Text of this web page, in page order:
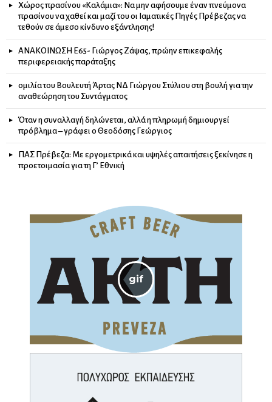
Χώρος πρασίνου «Καλάμια»: Να μην αφήσουμε έναν πνεύμονα
πρασίνου να χαθεί και μαζί του οι Ιαματικές Πηγές Πρέβεζας να
τεθούν σε άμεσο κίνδυνο εξάντλησης!
ΑΝΑΚΟΙΝΩΣΗ Ε65- Γιώργος Ζάψας, πρώην επικεφαλής
περιφερειακής παράταξης
ομιλία του Βουλευτή Άρτας ΝΔ Γιώργου Στύλιου στη βουλή για την
αναθεώρηση του Συντάγματος
Όταν η συναλλαγή δηλώνεται, αλλά η πληρωμή δημιουργεί
πρόβλημα – γράφει ο Θεοδόσης Γεώργιος
ΠΑΣ Πρέβεζα: Με εργομετρικά και υψηλές απαιτήσεις ξεκίνησε η
προετοιμασία για τη Γ’ Εθνική